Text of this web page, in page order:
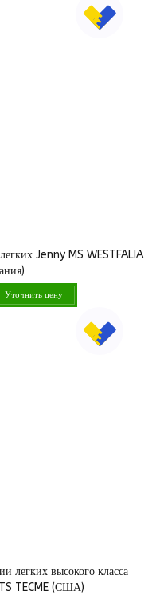
Jenny MS WESTFALIA
Уточнить цену
легких высокого класса
TECME (США)